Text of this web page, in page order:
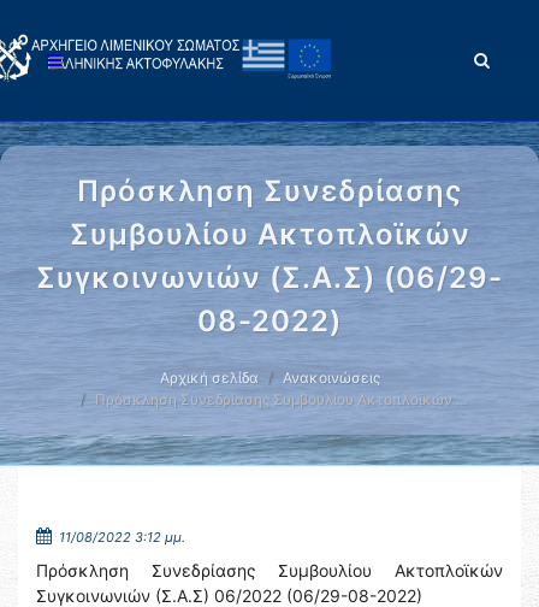
Πρόσκληση Συνεδρίασης
Συμβουλίου Ακτοπλοϊκών
Συγκοινωνιών (Σ.Α.Σ) (06/29-
08-2022)
Αρχική σελίδα
Ανακοινώσεις
Πρόσκληση Συνεδρίασης Συμβουλίου Ακτοπλοϊκών …
11/08/2022 3:12 μμ.
Πρόσκληση Συνεδρίασης Συμβουλίου Ακτοπλοϊκών
Συγκοινωνιών (Σ.Α.Σ) 06/2022 (06/29-08-2022)